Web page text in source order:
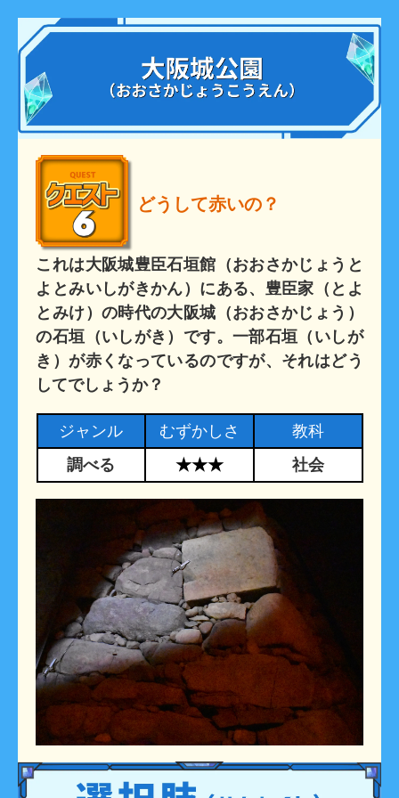
どうして赤いの？
これは大阪城豊臣石垣館（おおさかじょうと
よとみいしがきかん）にある、豊臣家（とよ
とみけ）の時代の大阪城（おおさかじょう）
の石垣（いしがき）です。一部石垣（いしが
き）が赤くなっているのですが、それはどう
してでしょうか？
ジャンル むずかしさ
教科
調べる
★★★ 社会